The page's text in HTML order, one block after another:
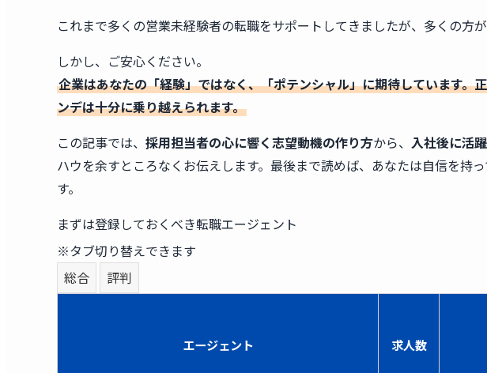
これまで多くの営業未経験者の転職をサポートしてきましたが、多くの方
しかし、ご安心ください。
企業はあなたの「経験」ではなく、「ポテンシャル」に期待しています。
ンデは十分に乗り越えられます。
この記事では、 採用担当者の心に響く志望動機の作り方から、 入社後に活
ハウを余すところなくお伝えします。最後まで読めば、あなたは自信を持
す。
まずは登録しておくべき転職エージェント
※タブ切り替えできます
総合
評判
エージェント 求人数